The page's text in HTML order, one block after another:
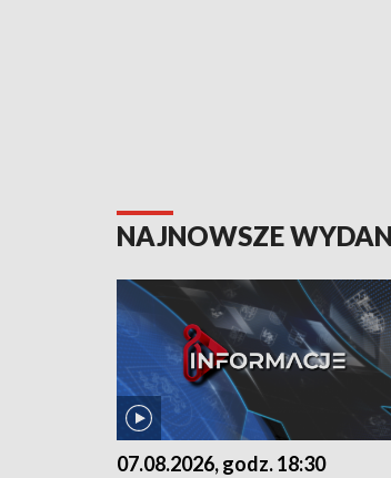
NAJNOWSZE
07.08.2026, godz. 18:30